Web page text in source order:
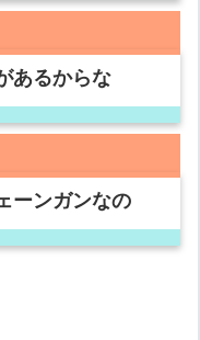
あるからな
ーンガンなの